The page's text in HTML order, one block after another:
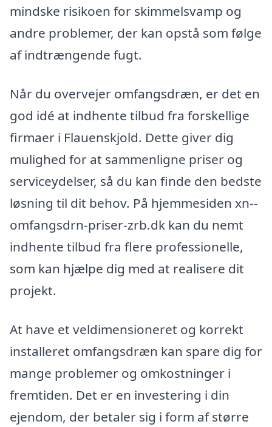
mindske risikoen for skimmelsvamp og
andre problemer, der kan opstå som følge
af indtrængende fugt.
Når du overvejer omfangsdræn, er det en
god idé at indhente tilbud fra forskellige
firmaer i Flauenskjold. Dette giver dig
mulighed for at sammenligne priser og
serviceydelser, så du kan finde den bedste
løsning til dit behov. På hjemmesiden xn--
omfangsdrn-priser-zrb.dk kan du nemt
indhente tilbud fra flere professionelle,
som kan hjælpe dig med at realisere dit
projekt.
At have et veldimensioneret og korrekt
installeret omfangsdræn kan spare dig for
mange problemer og omkostninger i
fremtiden. Det er en investering i din
ejendom, der betaler sig i form af større